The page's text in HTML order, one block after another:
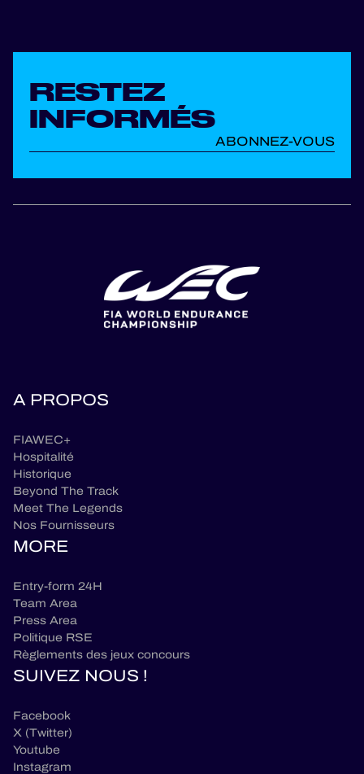
RESTEZ
INFORMÉS
ABONNEZ-VOUS
A PROPOS
FIAWEC+
Hospitalité
Historique
Beyond The Track
Meet The Legends
Nos Fournisseurs
MORE
Entry-form 24H
Team Area
Press Area
Politique RSE
Règlements des jeux concours
SUIVEZ NOUS !
Facebook
X (Twitter)
Youtube
Instagram